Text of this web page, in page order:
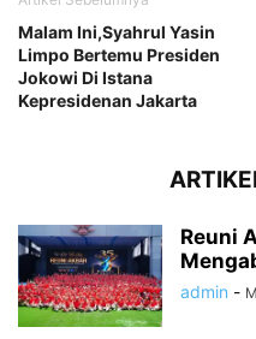
Malam Ini,Syahrul Yasin
Limpo Bertemu Presiden
Jokowi Di Istana
Kepresidenan Jakarta
Reuni
admin -